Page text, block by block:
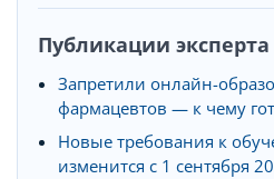
Публикации эксперта
Запретили онлайн-
фармацевтов — к чему
Новые требования к
изменится с 1 сентября